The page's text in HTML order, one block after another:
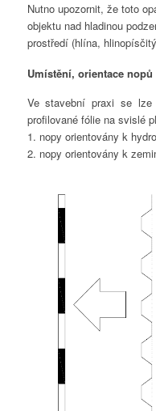
Nutno upozornit, že toto
objektu nad hladinou
prostředí (hlína,
Umístění, orientace nopů
Ve stavební praxi se
profilované fólie na svislé
1. nopy orientovány k
2. nopy orientovány k